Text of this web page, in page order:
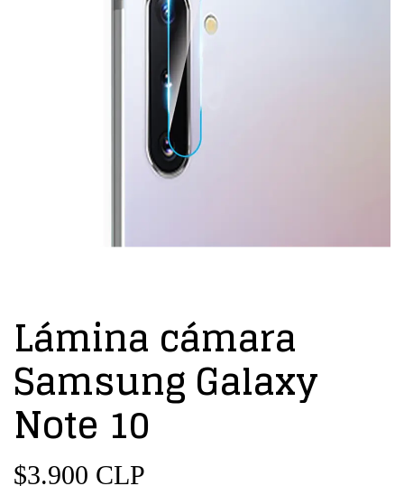
Lámina cámara
Samsung Galaxy
Note 10
$3.900 CLP